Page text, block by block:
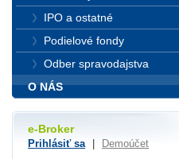
IPO a ostatné
Podielové fondy
Odber spravodajstva
O NÁS
e-Broker
Prihlásiť sa Demoúčet